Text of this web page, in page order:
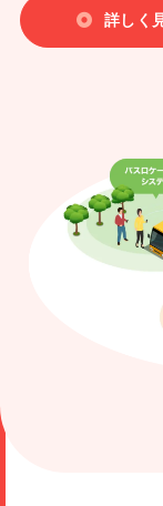
信楽寺保育園（宮
ふじえだ児童クラ
2026年08月03日
小諸幼稚園（長野
2026年08月03日
こどもの居場所
こどもの居場所事
51-1）にご採用頂
詳しく